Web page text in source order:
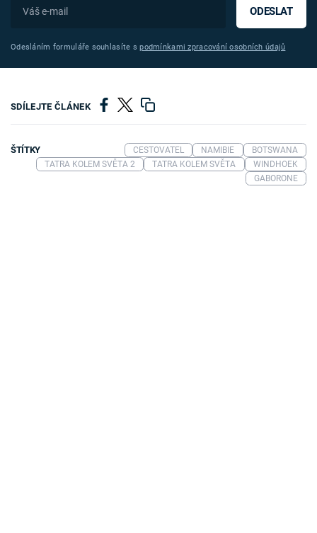
ODESLAT
Odesláním formuláře souhlasíte spodmínkami zpracování osobních údajů
SDÍLEJTE ČLÁNEK
ŠTÍTKY CESTOVATEL NAMIBIE
BOTSWANA
TATRA KOLEM SVĚTA 2
TATRA KOLEM SVĚTA
WINDHOEK
GABORONE